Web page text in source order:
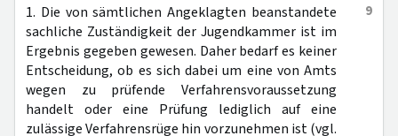
9
1. Die von sämtlichen Angeklagten beanstandete
sachliche Zuständigkeit der Jugendkammer ist im
Ergebnis gegeben gewesen. Daher bedarf es keiner
Entscheidung, ob es sich dabei um eine von Amts
wegen zu prüfende Verfahrensvoraussetzung
handelt oder eine Prüfung lediglich auf eine
zulässige Verfahrensrüge hin vorzunehmen ist (vgl.